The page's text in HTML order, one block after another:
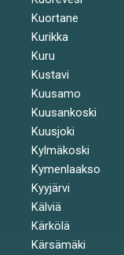
Kuortane
Kurikka
Kuru
Kustavi
Kuusamo
Kuusankoski
Kuusjoki
Kylmäkoski
Kymenlaakso
Kyyjärvi
Kälviä
Kärkölä
Kärsämäki